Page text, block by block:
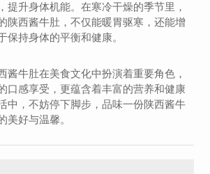
提升身体机能。在寒冷干燥的季节里，
陕西酱牛肚，不仅能暖胃驱寒，还能增
保持身体的平衡和健康。
酱牛肚在美食文化中扮演着重要角色，
口感享受，更蕴含着丰富的营养和健康
中，不妨停下脚步，品味一份陕西酱牛
美好与温馨。